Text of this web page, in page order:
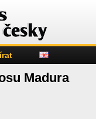
Madura